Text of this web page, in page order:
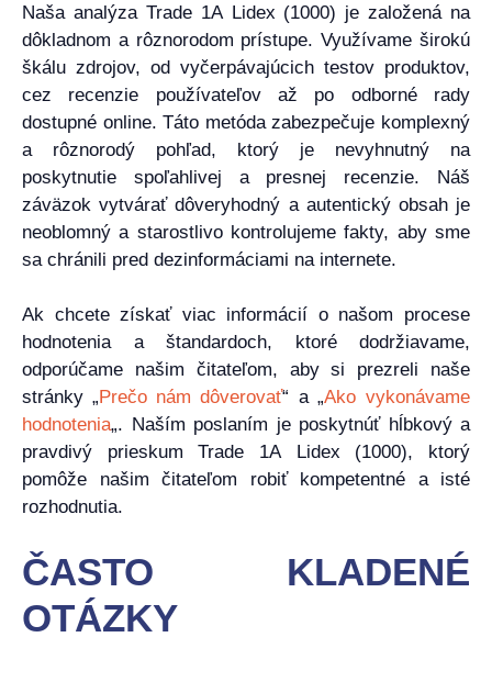
Naša analýza Trade 1A Lidex (1000) je založená na
dôkladnom a rôznorodom prístupe. Využívame širokú
škálu zdrojov, od vyčerpávajúcich testov produktov,
cez recenzie používateľov až po odborné rady
dostupné online. Táto metóda zabezpečuje komplexný
a rôznorodý pohľad, ktorý je nevyhnutný na
poskytnutie spoľahlivej a presnej recenzie. Náš
záväzok vytvárať dôveryhodný a autentický obsah je
neoblomný a starostlivo kontrolujeme fakty, aby sme
sa chránili pred dezinformáciami na internete.
Ak chcete získať viac informácií o našom procese
hodnotenia a štandardoch, ktoré dodržiavame,
odporúčame našim čitateľom, aby si prezreli naše
stránky „Prečo nám dôverovať“ a „Ako vykonávame
hodnotenia„. Naším poslaním je poskytnúť hĺbkový a
pravdivý prieskum Trade 1A Lidex (1000), ktorý
pomôže našim čitateľom robiť kompetentné a isté
rozhodnutia.
ČASTO KLADENÉ
OTÁZKY